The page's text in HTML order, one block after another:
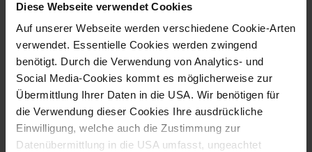
Diese Webseite verwendet Cookies
Auf unserer Webseite werden verschiedene Cookie-Arten
verwendet. Essentielle Cookies werden zwingend
benötigt. Durch die Verwendung von Analytics- und
Social Media-Cookies kommt es möglicherweise zur
Übermittlung Ihrer Daten in die USA. Wir benötigen für
die Verwendung dieser Cookies Ihre ausdrückliche
Einwilligung, welche auch die Zustimmung zur
Datenübermittlung in die USA umfasst, ungeachtet
#alumni #fhv aktuell #technik #wirtschaft